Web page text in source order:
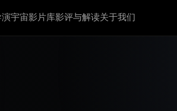
宇宙影片库影评与解读关于我们